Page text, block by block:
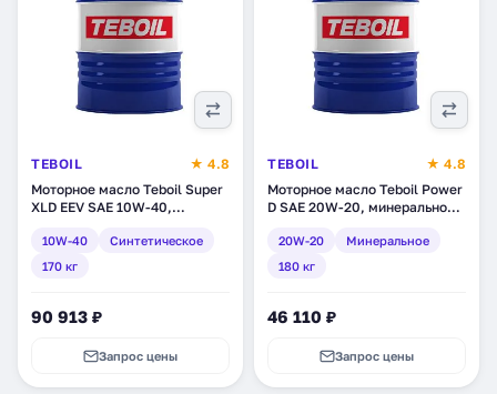
TEBOIL
★ 4.8
Моторное масло Teboil Super
XLD EEV SAE 10W-40,
302)
10W-40
Синтетическое
170 кг
90 913 ₽
Запрос цены
TEBOIL
★ 4.8
Моторное масло Teboil Power
D SAE 20W-20, минеральное,
20W-20
Минеральное
180 кг
46 110 ₽
Запрос цены